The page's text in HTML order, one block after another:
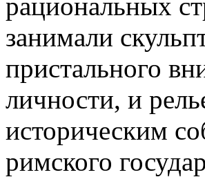
занимали
пристального
личности, и
историческим
римского